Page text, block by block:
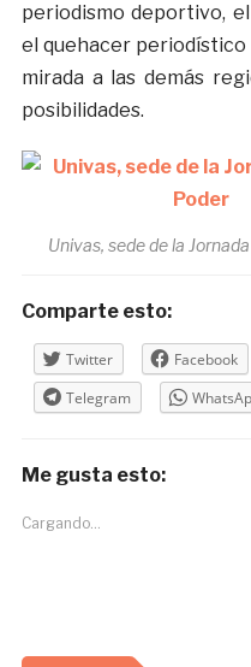
periodismo deportivo,
el quehacer
mirada a las demás
posibilidades.
Univas, sede de la
Comparte esto:
Twitter Facebook
Telegram
Me gusta esto:
Cargando...